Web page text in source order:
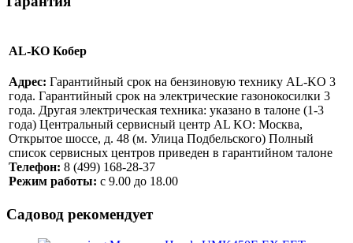
AL-KO Кобер
Адрес: Гарантийный срок на бензиновую технику AL-KO 3
года. Гарантийный срок на электрические газонокосилки 3
года. Другая электрическая техника: указано в талоне (1-3
года) Центральный сервисный центр AL KO: Москва,
Открытое шоссе, д. 48 (м. Улица Подбельского) Полный
список сервисных центров приведен в гарантийном талоне
Телефон: 8 (499) 168-28-37
Режим работы: с 9.00 до 18.00
Садовод рекомендует